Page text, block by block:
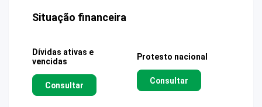
Situação financeira
Dívidas ativas e
vencidas
Consultar
Protesto nacional
Consultar